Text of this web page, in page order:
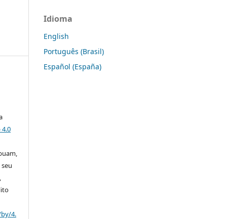
4.
Idioma
English
Português (Brasil)
Español (España)